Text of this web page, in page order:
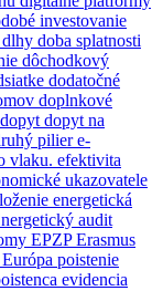
investovanie
dlhy doba splatnosti
dôchodkový
dodatočné
doplnkové
dopyt dopyt na
piliere-
vlaku. efektivita
ukazovatele
energetická
audit
EPZPErasmus
Európa poistenie
evidencia